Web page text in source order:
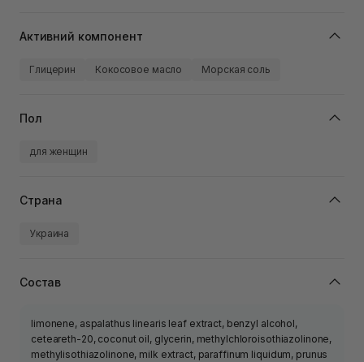
Активний компонент
Глицерин Кокосовое масло Морская соль
Пол
для женщин
Страна
Украина
Состав
limonene, aspalathus linearis leaf extract, benzyl alcohol,
ceteareth-20, coconut oil, glycerin, methylchloroisothiazolinone,
methylisothiazolinone, milk extract, paraffinum liquidum, prunus